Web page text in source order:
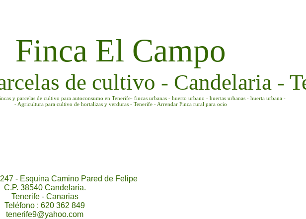
Finca El Campo
de cultivo - Candelaria -
y parcelas de cultivo para autoconsumo en Tenerife- fincas urbanas - huerto urbano - huertas urbanas - huerta urbana -
- Agricultura para cultivo de hortalizas y verduras - Tenerife - Arrendar Finca rural para ocio
- Esquina Camino Pared de Felipe
C.P. 38540 Candelaria.
Tenerife - Canarias
Teléfono : 620 362 849
tenerife9@yahoo.com